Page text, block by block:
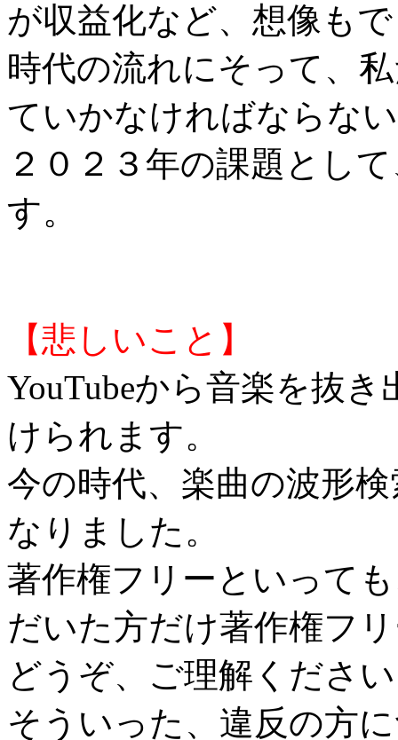
が収益化など、想像も
時代の流れにそって、
ていかなければならな
２０２３年の課題とし
す。
【悲しいこと】
YouTubeから音楽を抜
けられます。
今の時代、楽曲の波形
なりました。
著作権フリーといって
だいた方だけ著作権フ
どうぞ、ご理解くださ
そういった、違反の方